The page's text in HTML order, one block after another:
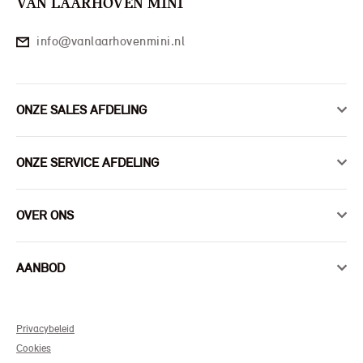
VAN LAARHOVEN MINI
info@vanlaarhovenmini.nl
ONZE SALES AFDELING
ONZE SERVICE AFDELING
OVER ONS
AANBOD
Privacybeleid
Cookies